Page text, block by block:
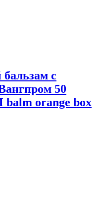
с
50
orange box